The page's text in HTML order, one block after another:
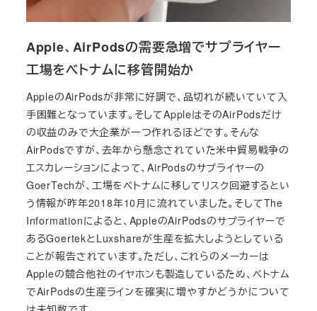
Apple、AirPodsの需要急増でサプライヤー
工場をベトナムに移管開始か
AppleのAirPodsが非常に好調で、品切れが続いていて入
手困難となっています。そしてAppleはそのAirPodsだけ
の収益のみで大企業が一つ作れるほどです。そんな
AirPodsですが、去年から懸念されていた米中貿易戦争の
エスカレーションによって、AirPodsのサプライヤーの
GoerTechが、工場をベトナムに移してリスク回避するとい
う情報が昨年2018年10月に流れていました。そしてThe
Informationによると、AppleのAirPodsのサプライヤーで
あるGoertekとLuxshareが生産を拡大しようとしている
ことが報告されています。ただし、これらのメーカーは
Appleの競合他社のイヤホンも製造しているため、ベトナム
でAirPodsの生産ラインを確実に増やすかどうかについて